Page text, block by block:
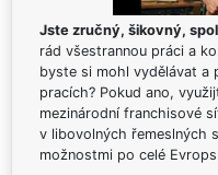
Jste zručný, šikovný,
rád všestrannou práci a
byste si mohl vydělávat a
pracích? Pokud ano,
mezinárodní franchisové
v libovolných řemeslných
možnostmi po celé